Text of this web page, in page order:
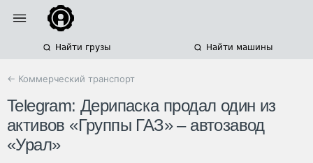
Найти грузы Найти машины
← Коммерческий транспорт
Telegram: Дерипаска продал один из
активов «Группы ГАЗ» – автозавод
«Урал»